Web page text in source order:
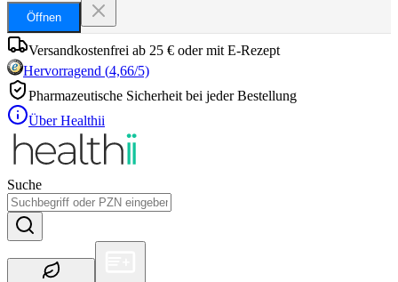
Öffnen
Versandkostenfrei ab 25 € oder mit E-Rezept
Hervorragend (4,66/5)
Pharmazeutische Sicherheit bei jeder Bestellung
Über Healthii
Suche